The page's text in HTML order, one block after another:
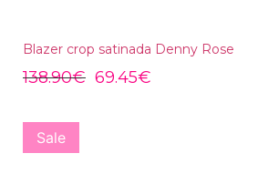
Blazer crop satinada Denny Rose
138.90€ 69.45€
Sale